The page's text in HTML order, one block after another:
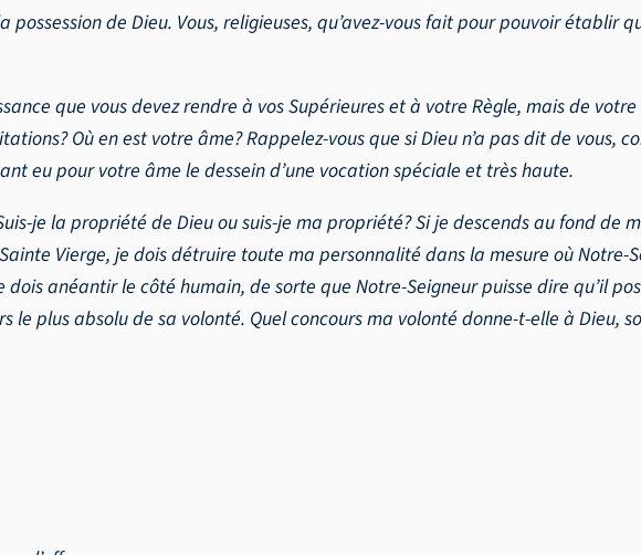
possession de Dieu. Vous, religieuses, qu’avez-vous fait pour pouvoir établir
que vous devez rendre à vos Supérieures et à votre Règle, mais de
Où en est votre âme? Rappelez-vous que si Dieu n’a pas dit de vous,
eu pour votre âme le dessein d’une vocation spéciale et très haute.
je la propriété de Dieu ou suis-je ma propriété? Si je descends au fond de
Vierge, je dois détruire toute ma personnalité dans la mesure où
anéantir le côté humain, de sorte que Notre-Seigneur puisse dire qu’il
le plus absolu de sa volonté. Quel concours ma volonté donne-t-elle à